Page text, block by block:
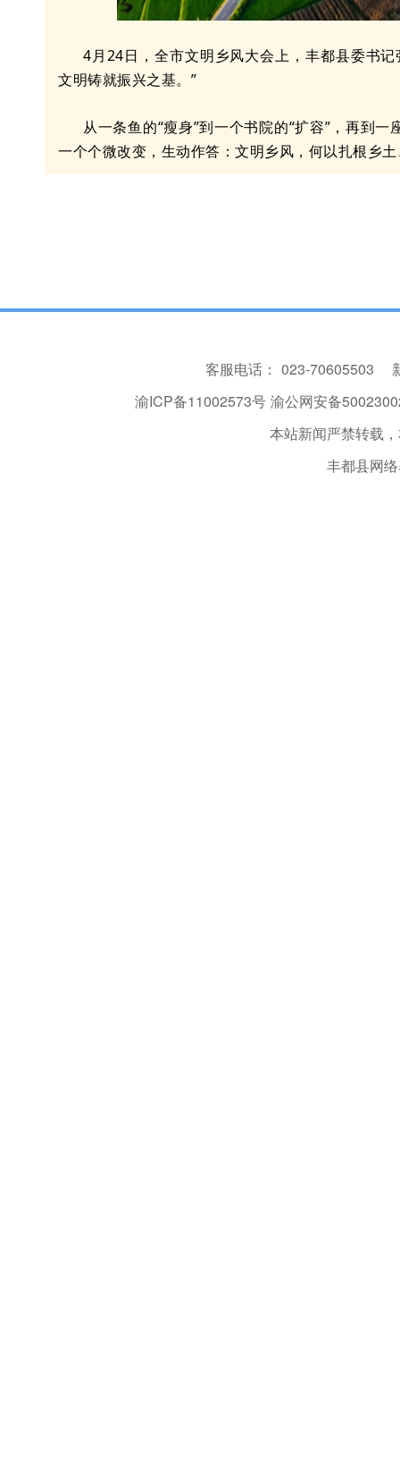
4月24日，全市文明乡风大会上，丰都县委书
文明铸就振兴之基。”
从一条鱼的“瘦身”到一个书院的“扩容”，再到
一个个微改变，生动作答：文明乡风，何以扎根乡
客服电话： 023-70605503
渝ICP备11002573号 渝公网安备
本站新闻严禁转载
丰都县网